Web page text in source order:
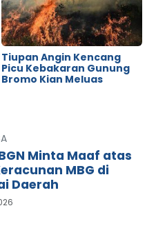
Tiupan Angin Kencang
Picu Kebakaran Gunung
Bromo Kian Meluas
Minta Maaf atas
MBG di
Daerah